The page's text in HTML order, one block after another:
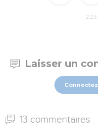
223
Laisser un
13 commentaires